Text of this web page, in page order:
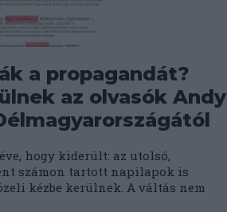
a propagandát?
az olvasók Andy
hogy kiderült: az utolsó,
számon tartott napilapok is
kézbe kerülnek. A váltás nem